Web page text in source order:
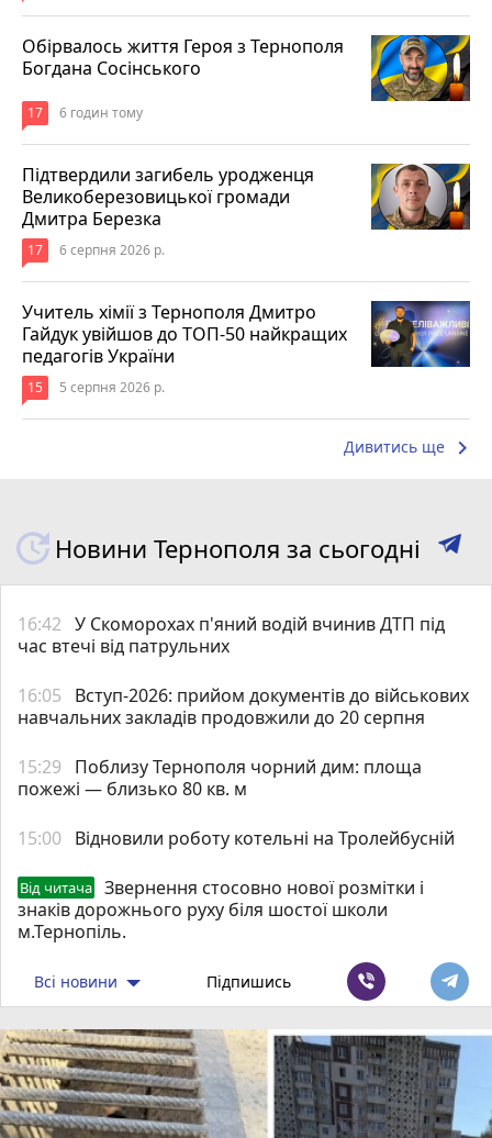
Обірвалось життя Героя з Тернополя
Богдана Сосінського
17 6 годин тому
Підтвердили загибель уродженця
Великоберезовицької громади
Дмитра Березка
17 6 серпня 2026 р.
Учитель хімії з Тернополя Дмитро
Гайдук увійшов до ТОП-50 найкращих
педагогів України
15 5 серпня 2026 р.
Дивитись ще keyboard_arrow_right
Новини Тернополя за сьогодні
16:42 У Скоморохах п'яний водій вчинив ДТП під
час втечі від патрульних
16:05
Вступ-2026: прийом документів до військових
навчальних закладів продовжили до 20 серпня
15:29
Поблизу Тернополя чорний дим: площа
пожежі — близько 80 кв. м
15:00 Відновили роботу котельні на Тролейбусній
Від читача
Звернення стосовно нової розмітки і
знаків дорожнього руху біля шостої школи
м.Тернопіль.
Всі новини Підпишись